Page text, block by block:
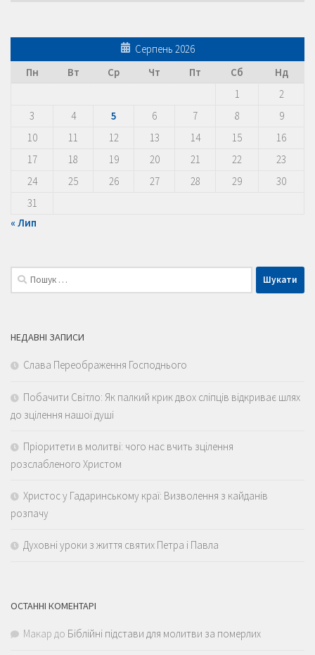
Серпень 2026
Пн
Вт Ср Чт Пт Сб
Нд
1
2
3
4 5 6 7 8
9
10
11 12 13 14 15
16
17
18 19 20 21 22
23
24
25 26 27 28 29
30
31
« Лип
Пошук:
НЕДАВНІ ЗАПИСИ
Слава Переображення Господнього
Побачити Світло: Як палкий крик двох сліпців відкриває шлях
до зцілення нашої душі
Пріоритети в молитві: чого нас вчить зцілення
розслабленого Христом
Христос у Гадаринському краї: Визволення з кайданів
розпачу
Духовні уроки з життя святих Петра і Павла
ОСТАННІ КОМЕНТАРІ
Макар до Біблійні підстави для молитви за померлих